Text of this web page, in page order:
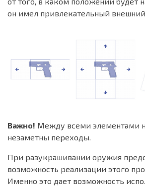
он имел привлекательный
Важно! Между всеми элементами
незаметны переходы.
При разукрашивании оружия
возможность реализации этого
Именно это дает возможность